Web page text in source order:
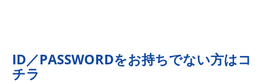
ID／PASSWORDをお持ちでない方はコ
チラ